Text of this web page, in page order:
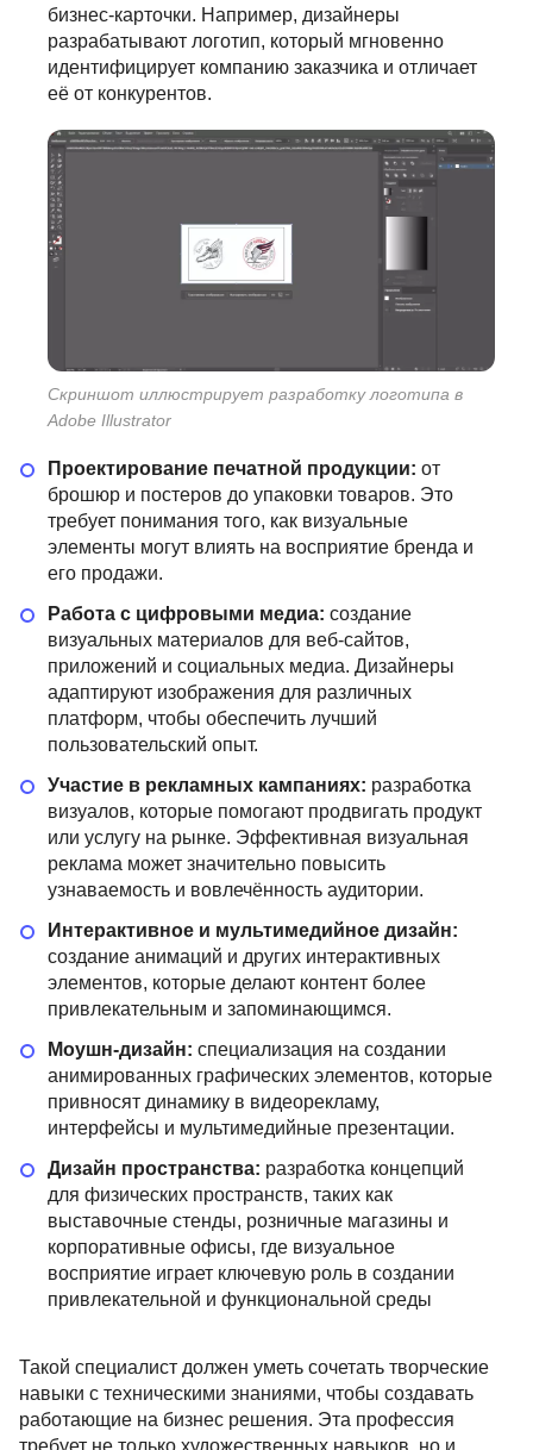
бизнес-карточки. Например, дизайнеры
разрабатывают логотип, который мгновенно
идентифицирует компанию заказчика и отличает
её от конкурентов.
Скриншот иллюстрирует разработку логотипа в
Adobe Illustrator
Проектирование печатной продукции: от
брошюр и постеров до упаковки товаров. Это
требует понимания того, как визуальные
элементы могут влиять на восприятие бренда и
его продажи.
Работа с цифровыми медиа: создание
визуальных материалов для веб-сайтов,
приложений и социальных медиа. Дизайнеры
адаптируют изображения для различных
платформ, чтобы обеспечить лучший
пользовательский опыт.
Участие в рекламных кампаниях: разработка
визуалов, которые помогают продвигать продукт
или услугу на рынке. Эффективная визуальная
реклама может значительно повысить
узнаваемость и вовлечённость аудитории.
Интерактивное и мультимедийное дизайн:
создание анимаций и других интерактивных
элементов, которые делают контент более
привлекательным и запоминающимся.
Моушн-дизайн: специализация на создании
анимированных графических элементов, которые
привносят динамику в видеорекламу,
интерфейсы и мультимедийные презентации.
Дизайн пространства: разработка концепций
для физических пространств, таких как
выставочные стенды, розничные магазины и
корпоративные офисы, где визуальное
восприятие играет ключевую роль в создании
привлекательной и функциональной среды
Такой специалист должен уметь сочетать творческие
навыки с техническими знаниями, чтобы создавать
работающие на бизнес решения. Эта профессия